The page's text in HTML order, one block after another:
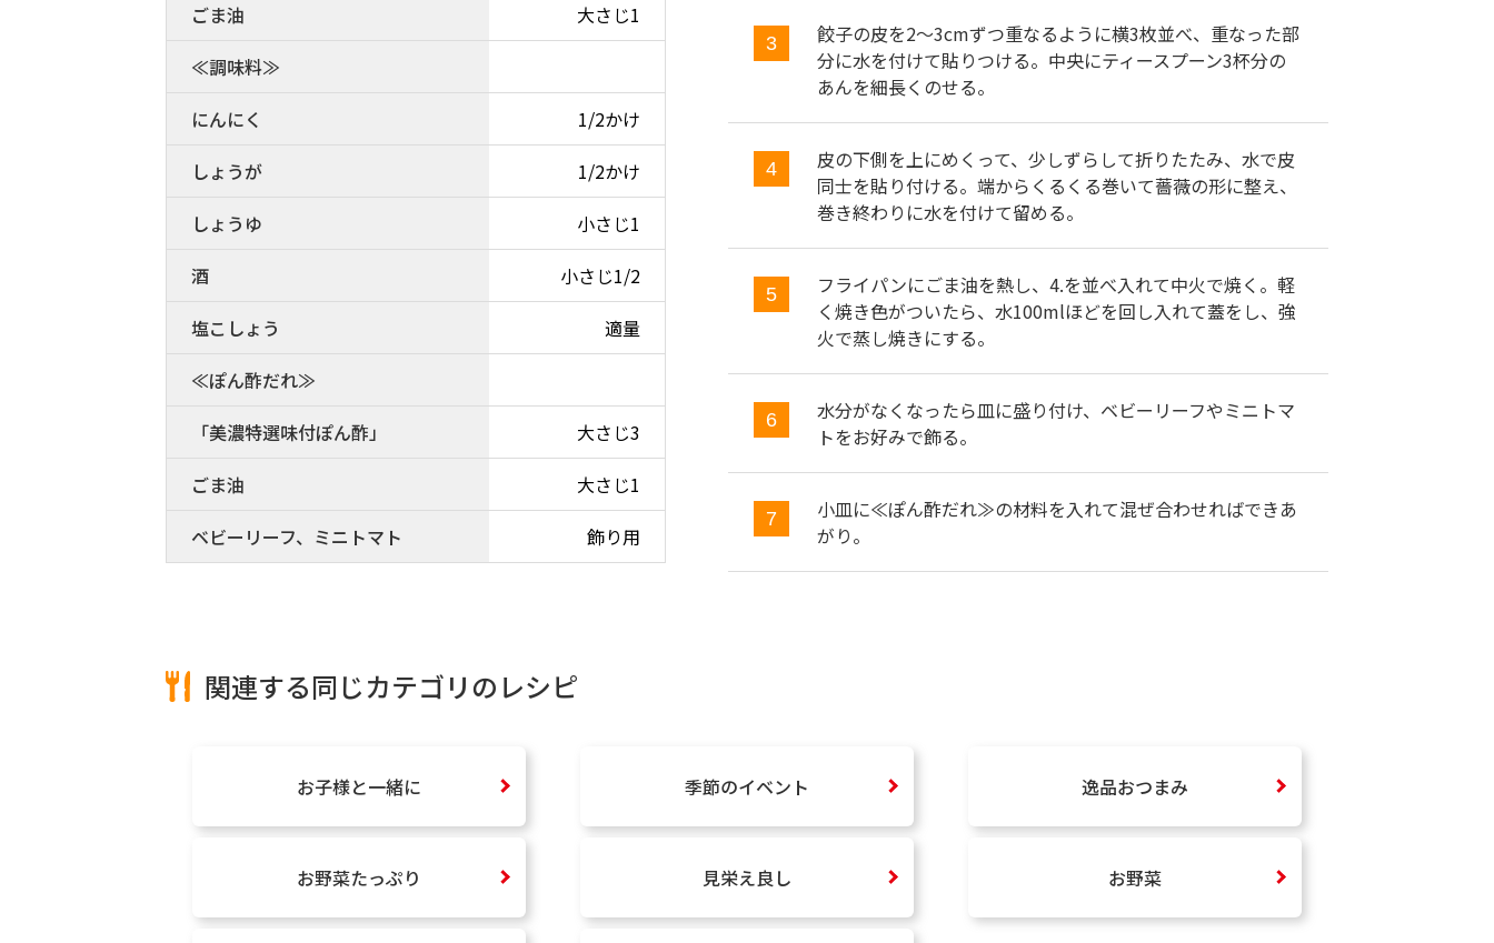
ごま油
大さじ1
≪調味料≫
にんにく
1/2かけ
しょうが
1/2かけ
しょうゆ
小さじ1
酒
小さじ1/2
塩こしょう
適量
≪ぽん酢だれ≫
「美濃特選味付ぽん酢」
大さじ3
ごま油
大さじ1
ベビーリーフ、ミニトマト
飾り用
餃子の皮を2～3cmずつ重なるように横3枚並べ、重なった部
分に水を付けて貼りつける。中央にティースプーン3杯分の
あんを細長くのせる。
皮の下側を上にめくって、少しずらして折りたたみ、水で皮
同士を貼り付ける。端からくるくる巻いて薔薇の形に整え、
巻き終わりに水を付けて留める。
フライパンにごま油を熱し、4.を並べ入れて中火で焼く。軽
く焼き色がついたら、水100mlほどを回し入れて蓋をし、強
火で蒸し焼きにする。
水分がなくなったら皿に盛り付け、ベビーリーフやミニトマ
トをお好みで飾る。
小皿に≪ぽん酢だれ≫の材料を入れて混ぜ合わせればできあ
がり。
関連する同じカテゴリのレシピ
お子様と一緒に 季節のイベント 逸品おつまみ
お野菜たっぷり 見栄え良し お野菜